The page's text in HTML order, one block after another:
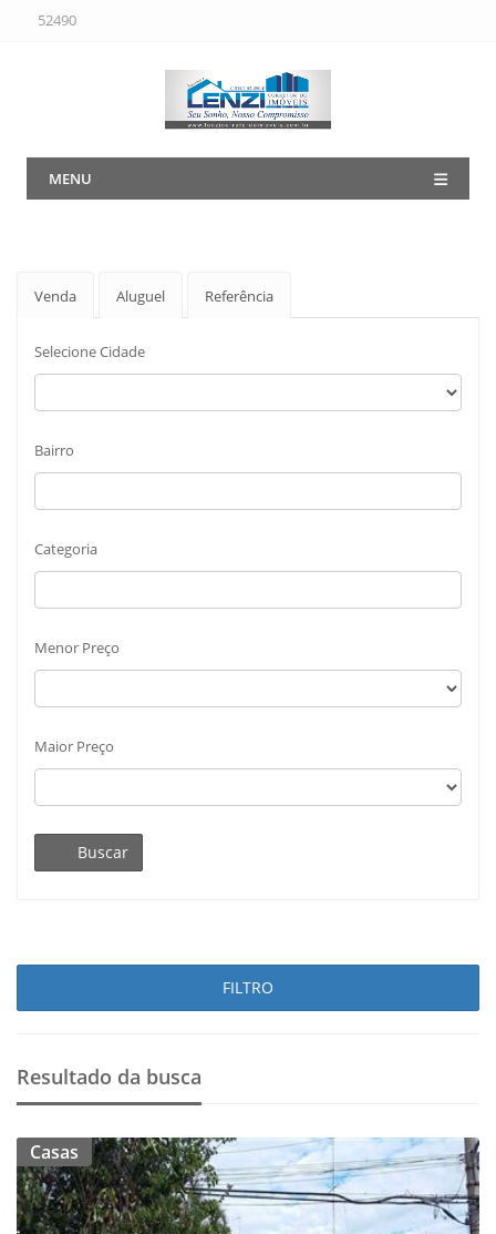
52490
MENU
Venda Aluguel Referência
Selecione Cidade
Bairro
Categoria
Menor Preço
Maior Preço
Buscar
FILTRO
Resultado da busca
Casas